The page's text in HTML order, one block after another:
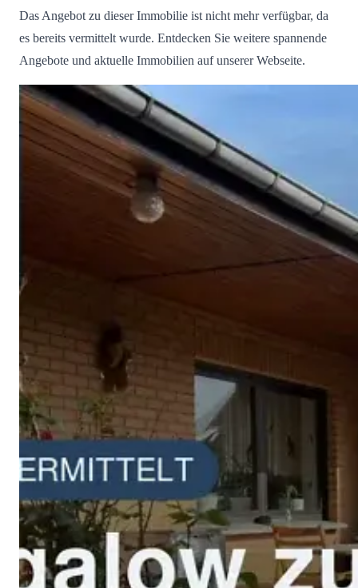
Das Angebot zu dieser Immobilie ist nicht mehr verfügbar, da
es bereits vermittelt wurde. Entdecken Sie weitere spannende
Angebote und aktuelle Immobilien auf unserer Webseite.